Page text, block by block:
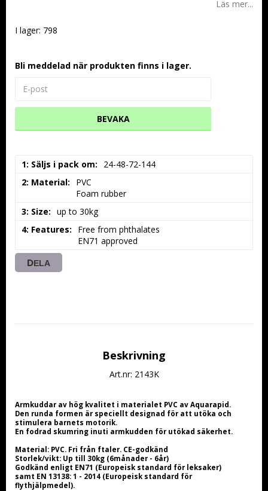
Läs mer...
I lager: 798
Bli meddelad när produkten finns i lager.
BEVAKA
1: Säljs i pack om
24-48-72-144
2: Material
PVC
Foam rubber
3: Size
up to 30kg
4: Features
Free from phthalates
EN71 approved
DELA
Beskrivning
Art.nr: 2143K
Armkuddar av hög kvalitet i materialet PVC av Aquarapid.
Den runda formen är speciellt designad för att utöka och
stimulera barnets motorik.
En fodrad skumring inuti armkudden för utökad säkerhet.
Material: PVC. Fri från ftaler. CE-godkänd
Storlek/vikt: Up till 30kg (6månader - 6år)
Godkänd enligt EN71 (Europeisk standard för leksaker)
samt EN 13138: 1 - 2014 (Europeisk standard för
flythjälpmedel).